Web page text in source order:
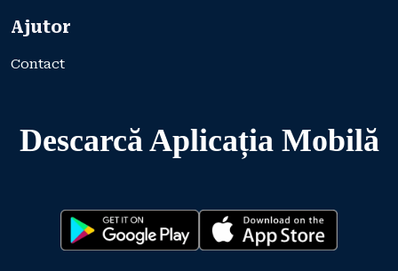
Ajutor
Contact
Descarcă Aplicația Mobilă